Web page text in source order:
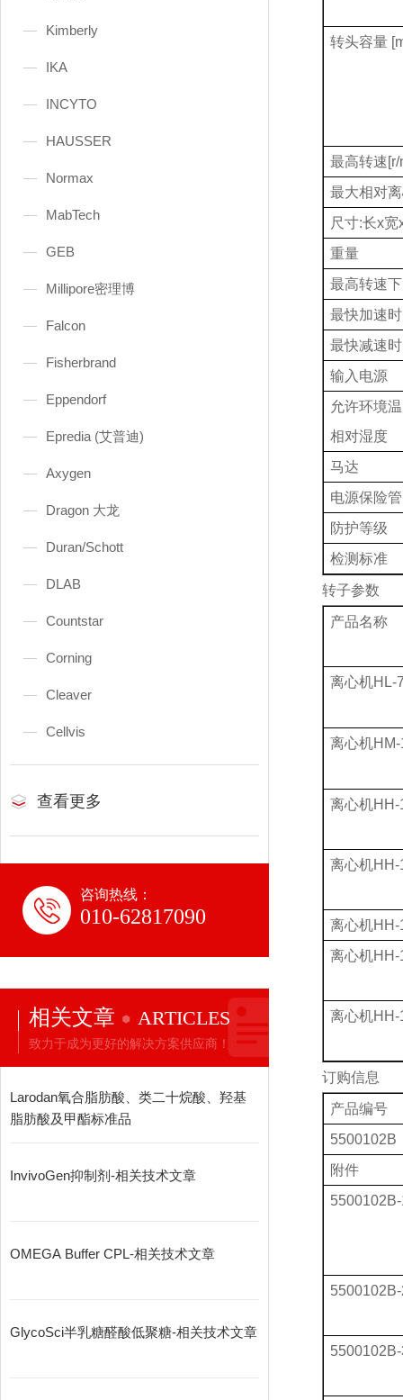
Kimberly
IKA
INCYTO
HAUSSER
Normax
MabTech
GEB
Millipore密理博
Falcon
Fisherbrand
Eppendorf
Epredia (艾普迪)
Axygen
Dragon 大龙
Duran/Schott
DLAB
Countstar
Corning
Cleaver
Cellvis
查看更多
咨询热线：
010-62817090
相关文章 ARTICLES
致力于成为更好的解决方案供应商！
Larodan氧合脂肪酸、类二十烷酸、羟基
脂肪酸及甲酯标准品
InvivoGen抑制剂-相关技术文章
OMEGA Buffer CPL-相关技术文章
GlycoSci半乳糖醛酸低聚糖-相关技术文章
转头容量
最高转速
最大相对
尺寸:长x宽
重量
最高转速
最快加速
最快减速
输入电源
允许环境
相对湿度
马达
电源保险管
防护等级
检测标准
转子参数
产品名称
离心机HL-
离心机
离心机
离心机
离心机
离心机
离心机
订购信息
产品编号
5500102B
附件